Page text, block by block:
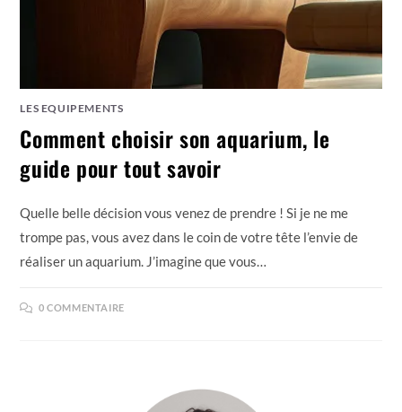
LES EQUIPEMENTS
Comment choisir son aquarium, le
guide pour tout savoir
Quelle belle décision vous venez de prendre ! Si je ne me
trompe pas, vous avez dans le coin de votre tête l’envie de
réaliser un aquarium. J’imagine que vous…
0 COMMENTAIRE